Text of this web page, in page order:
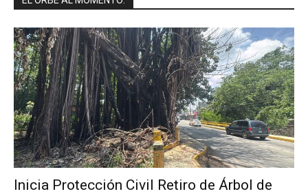
Inicia Protección Civil Retiro de Árbol de